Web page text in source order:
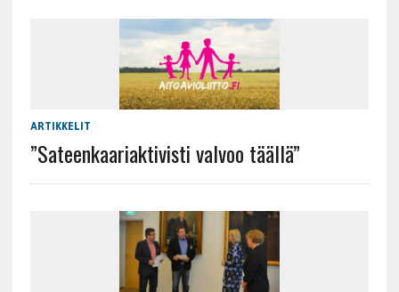
ARTIKKELIT
”Sateenkaariaktivisti valvoo täällä”